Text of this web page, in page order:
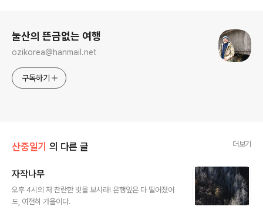
눌산의 뜬금없는 여행
ozikorea@hanmail.net
구독하기
산중일기 의 다른 글 더보기
자작나무
오후 4시의 저 찬란한 빛을 보시라! 은행잎은 다 떨어졌어
도, 여전히 가을이다.